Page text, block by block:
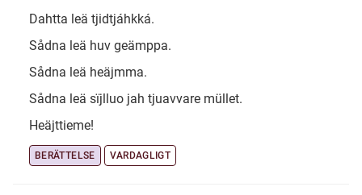
Dahtta leä tjidtjáhkká.
Sådna leä huv geämppa.
Sådna leä heäjmma.
Sådna leä sïjlluo jah tjuavvare müllet.
Heäjttieme!
BERÄTTELSE VARDAGLIGT